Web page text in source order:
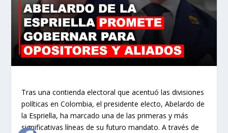
Tras una contienda electoral que acentuó las divisiones
políticas en Colombia, el presidente electo, Abelardo de
la Espriella, ha marcado una de las primeras y más
significativas líneas de su futuro mandato. A través de